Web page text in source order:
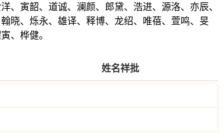
、寅韶、道诚、澜颜、郎黛、浩进、源洛、亦辰、
晓、烁永、雄译、释博、龙绍、唯蓓、萱鸣、旻
、桦健。
姓名祥批